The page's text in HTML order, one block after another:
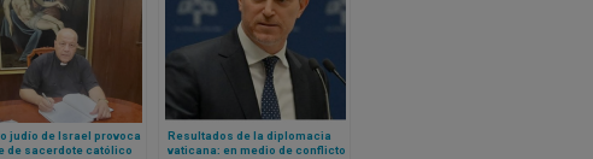
judío de Israel provoca
de sacerdote católico
Resultados de la diplomacia
vaticana: en medio de conflicto